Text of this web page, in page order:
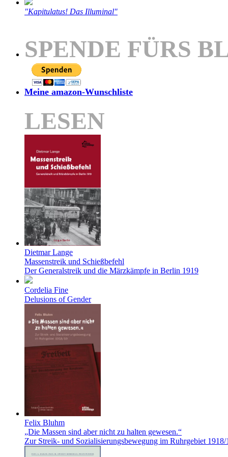
"Kapitulatus! Das Illuminal"
SPENDE FÜRS
Meine amazon-Wunschliste
LESEN
Dietmar Lange
Massenstreik und Schießbefehl
Der Generalstreik und die Märzkämpfe in Berlin 1919
Cordelia Fine
Delusions of Gender
Felix Bluhm
„Die Massen sind aber nicht zu halten gewesen.“
Zur Streik- und Sozialisierungsbewegung im Ruhrgebiet 1918/